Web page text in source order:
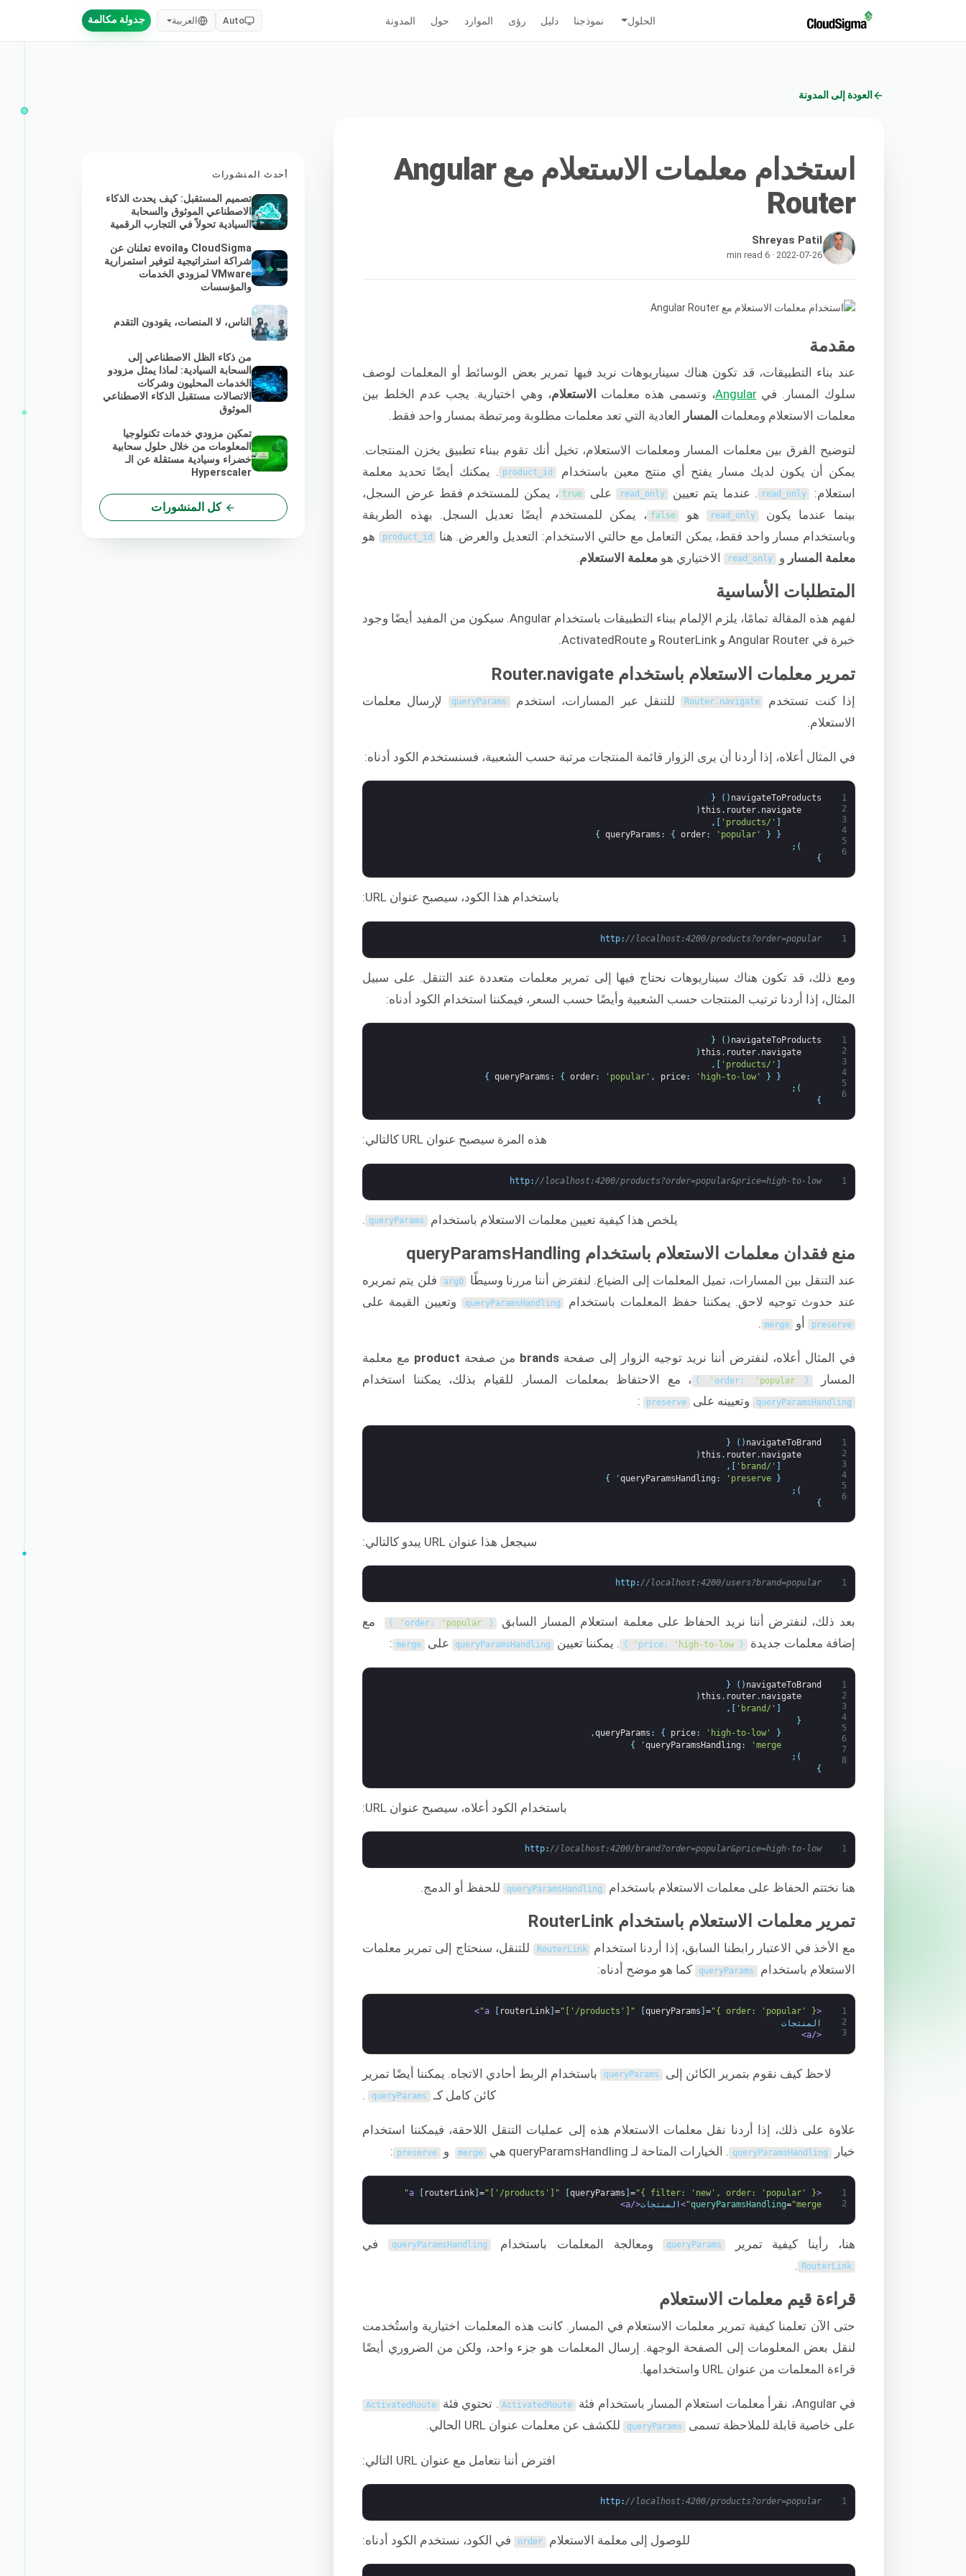
الحلول نموذجنا دليل رؤى الموارد حول المدونة Auto العربية جدولة مكالمة
العودة إلى المدونة
استخدام معلمات الاستعلام مع Angular
Router
Shreyas Patil
2022-07-26 · 6 min read
مقدمة
عند بناء التطبيقات، قد تكون هناك سيناريوهات نريد فيها تمرير بعض الوسائط أو المعلمات لوصف
سلوك المسار. فيAngular، وتسمى هذه معلمات الاستعلام، وهي اختيارية. يجب عدم الخلط بين
معلمات الاستعلام ومعلمات المسار العادية التي تعد معلمات مطلوبة ومرتبطة بمسار واحد فقط.
لتوضيح الفرق بين معلمات المسار ومعلمات الاستعلام، تخيل أنك تقوم ببناء تطبيق يخزن المنتجات.
يمكن أن يكون لديك مسار يفتح أي منتج معين باستخدام product_id
. يمكنك أيضًا تحديد معلمة
استعلام:
read_only . عندما يتم تعيين read_only على true ، يمكن للمستخدم فقط عرض السجل،
بينما عندما يكون read_only هو false ، يمكن للمستخدم أيضًا تعديل السجل. بهذه الطريقة
وباستخدام مسار واحد فقط، يمكن التعامل مع حالتي الاستخدام: التعديل والعرض. هنا
product_id
هو
معلمة المسار و read_only الاختياري هو معلمة الاستعلام
المتطلبات الأساسية
لفهم هذه المقالة تمامًا، يلزم الإلمام ببناء التطبيقات باستخدام Angular. سيكون من المفيد أيضًا وجود
خبرة في Angular Router و RouterLink و ActivatedRoute.
تمرير معلمات الاستعلام باستخدام Router.navigate
إذا كنت تستخدم Router. navigate للتنقل عبر المسارات، استخدم queryParams
لإرسال معلمات
الاستعلام.
في المثال أعلاه، إذا أردنا أن يرى الزوار قائمة المنتجات مرتبة حسب الشعبية، فسنستخدم الكود أدناه:
1
2
3
4
5
6
navigateToProducts
(
)
{
this . router. navigate
(
'/products'
,
{
queryParams : { order: 'popular' }
}
)
;
}
باستخدام هذا الكود، سيصبح عنوان URL:
1
http: //localhost:4200/products?order=popular
ومع ذلك، قد تكون هناك سيناريوهات نحتاج فيها إلى تمرير معلمات متعددة عند التنقل. على سبيل
المثال، إذا أردنا ترتيب المنتجات حسب الشعبية وأيضًا حسب السعر، فيمكننا استخدام الكود أدناه:
1
2
3
4
5
6
navigateToProducts
(
)
{
this . router. navigate
(
[
'/products'
]
,
{
queryParams : { order: 'popular' , price: 'high-to-low' }
}
)
;
}
هذه المرة سيصبح عنوان URL كالتالي:
1
http: //localhost:4200/products?order=popular&price=high-to-low
يلخص هذا كيفية تعيين معلمات الاستعلام باستخدام queryParams
.
منع فقدان معلمات الاستعلام باستخدام queryParamsHandling
عند التنقل بين المسارات، تميل المعلمات إلى الضياع. لنفترض أننا مررنا وسيطًا arg0
فلن يتم تمريره
عند حدوث توجيه لاحق. يمكننا حفظ المعلمات باستخدام
queryParamsHandling وتعيين القيمة على
preserve أو merge
.
في المثال أعلاه، لنفترض أننا نريد توجيه الزوار إلى صفحة brands من صفحة product مع معلمة
المسار
{
order : 'popular'
} ، مع الاحتفاظ بمعلمات المسار. للقيام بذلك، يمكننا استخدام
queryParamsHandling وتعيينه على preserve
:
1
2
3
4
5
6
navigateToBrand
(
)
{
this . router. navigate
(
'/brand'
,
{
queryParamsHandling : 'preserve'
}
)
;
}
سيجعل هذا عنوان URL يبدو كالتالي:
1
http: //localhost:4200/users?brand=popular
بعد ذلك، لنفترض أننا نريد الحفاظ على معلمة استعلام المسار السابق {
order : 'popular'
}
مع
إضافة معلمات جديدة {
price: 'high-to-low'
} . يمكننا تعيين queryParamsHandling على merge
:
1
2
3
4
5
6
7
8
navigateToBrand
(
)
{
this . router. navigate
(
'/brand'
,
{
queryParams : { price: 'high-to-low' }
,
queryParamsHandling : 'merge'
}
)
;
}
باستخدام الكود أعلاه، سيصبح عنوان URL:
1
http: //localhost:4200/brand?order=popular&price=high-to-low
هنا نختتم الحفاظ على معلمات الاستعلام باستخدام queryParamsHandling للحفظ أو الدمج.
تمرير معلمات الاستعلام باستخدام RouterLink
مع الأخذ في الاعتبار رابطنا السابق، إذا أردنا استخدام RouterLink
للتنقل، سنحتاج إلى تمرير معلمات
الاستعلام باستخدام queryParams كما هو موضح أدناه:
1
2
3
<a
[ routerLink]="['/products']" [queryParams ]="{ order: 'popular' }"
>
المنتجات
</a>
لاحظ كيف نقوم بتمرير الكائن إلى queryParams باستخدام الربط أحادي الاتجاه. يمكننا أيضًا تمرير
كائن كامل كـ queryParams
.
علاوة على ذلك، إذا أردنا نقل معلمات الاستعلام هذه إلى عمليات التنقل اللاحقة، فيمكننا استخدام
خيار queryParamsHandling . الخيارات المتاحة لـ queryParamsHandling هي merge و preserve
:
1
2
<a
[ routerLink]="['/products']" [queryParams ]="{ filter: 'new', order: 'popular' }"
queryParamsHandling="merge"
>المنتجات</a>
هنا، رأينا كيفية تمرير queryParams ومعالجة المعلمات باستخدام queryParamsHandling في
RouterLink
.
قراءة قيم معلمات الاستعلام
حتى الآن تعلمنا كيفية تمرير معلمات الاستعلام في المسار. كانت هذه المعلمات اختيارية واستُخدمت
لنقل بعض المعلومات إلى الصفحة الوجهة. إرسال المعلمات هو جزء واحد، ولكن من الضروري أيضًا
قراءة المعلمات من عنوان URL واستخدامها.
في Angular، نقرأ معلمات استعلام المسار باستخدام فئة ActivatedRoute . تحتوي فئة ActivatedRoute
على خاصية قابلة للملاحظة تسمى queryParams للكشف عن معلمات عنوان URL الحالي.
افترض أننا نتعامل مع عنوان URL التالي:
1
http: //localhost:4200/products?order=popular
للوصول إلى معلمة الاستعلام order في الكود، نستخدم الكود أدناه:
أحدث المنشورات
تصميم المستقبل: كيف يحدث الذكاء
الاصطناعي الموثوق والسحابة
السيادية تحولاً في التجارب الرقمية
CloudSigma وevoila تعلنان عن
شراكة استراتيجية لتوفير استمرارية
VMware لمزودي الخدمات
والمؤسسات
الناس، لا المنصات، يقودون التقدم
من ذكاء الظل الاصطناعي إلى
السحابة السيادية: لماذا يمثل مزودو
الخدمات المحليون وشركات
الاتصالات مستقبل الذكاء الاصطناعي
الموثوق
تمكين مزودي خدمات تكنولوجيا
المعلومات من خلال حلول سحابية
خضراء وسيادية مستقلة عن الـ
Hyperscaler
كل المنشورات